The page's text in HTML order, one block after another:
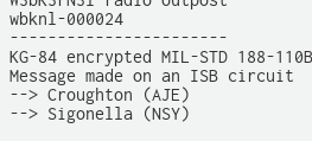
wbknl-000024
-----------------------
KG-84 encrypted MIL-STD 188-110B
Message made on an ISB circuit
--> Croughton (AJE)
--> Sigonella (NSY)